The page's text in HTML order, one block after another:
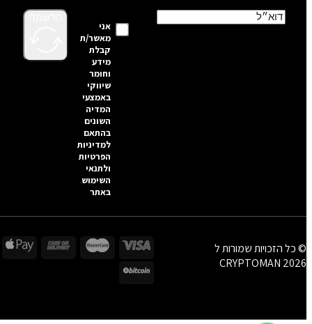
אני
מאשר/ת
קבלת
מידע
וחומר
שיווקי
באמצעי
המדיה
השונים
בהתאם
למדיניות
הפרטיות
ולתנאי
השימוש
באתר
הרשמה
© כל הזכויות שמורות ל
CRYPTOMAN 2026